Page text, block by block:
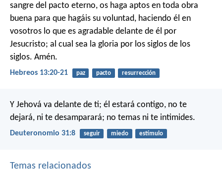
sangre del pacto eterno, os haga aptos en toda obra
buena para que hagáis su voluntad, haciendo él en
vosotros lo que es agradable delante de él por
Jesucristo; al cual sea la gloria por los siglos de los
siglos. Amén.
Hebreos 13:20-21 paz pacto resurrección
Y Jehová va delante de ti; él estará contigo, no te
dejará, ni te desamparará; no temas ni te intimides.
Deuteronomio 31:8 seguir miedo estímulo
Temas relacionados